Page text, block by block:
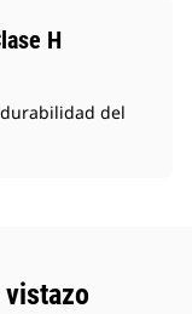
H
del